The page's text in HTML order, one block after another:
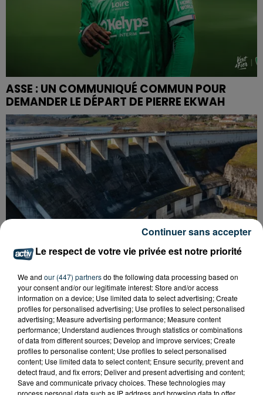
ASSE : UN COMMUNIQUÉ COMMUN POUR
DEMANDER LE DÉPART DE PIERRE EKWAH
CYANOBACTÉRIES : LE PRÉFÊT PREND UN
ARRÊTÉ POUR LES ACTIVITÉS DE...
Le respect de votre vie privée est notre priorité
We and our (447) partnersdo the following data processing based on
your consent and/or our legitimate interest: Store and/or access
information on a device; Use limited data to select advertising; Create
profiles for personalised advertising; Use profiles to select personalised
advertising; Measure advertising performance; Measure content
performance; Understand audiences through statistics or combinations
of data from different sources; Develop and improve services; Create
profiles to personalise content; Use profiles to select personalised
content; Use limited data to select content; Ensure security, prevent and
detect fraud, and fix errors; Deliver and present advertising and content;
Save and communicate privacy choices. These technologies may
process personal data such as IP address and browsing data to offer
Continuer sans accepter